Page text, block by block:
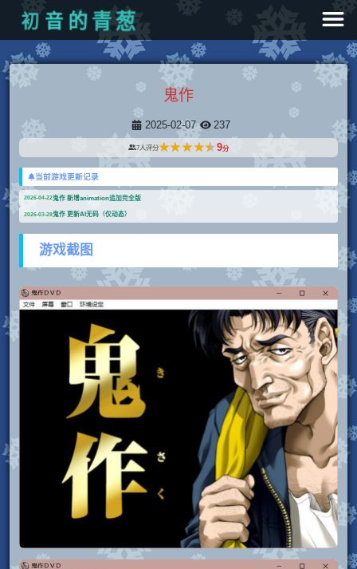
初 音 的 青葱
鬼作
2025-02-07 237
7人评分★★★★★
★★★★★ 9分
当前游戏更新记录
2026-04-22鬼作 新增animation追加完全版
2026-03-28鬼作 更新AI无码（仅动态）
游戏截图